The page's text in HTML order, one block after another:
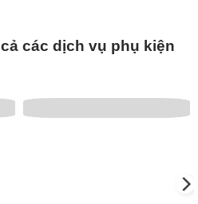
các dịch vụ phụ kiện